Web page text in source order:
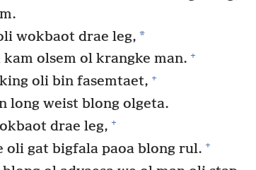
wokbaot drae leg, *
olsem ol krangke man. +
oli bin fasemtaet, +
long weist blong olgeta.
drae leg, +
oli gat bigfala paoa blong rul. +